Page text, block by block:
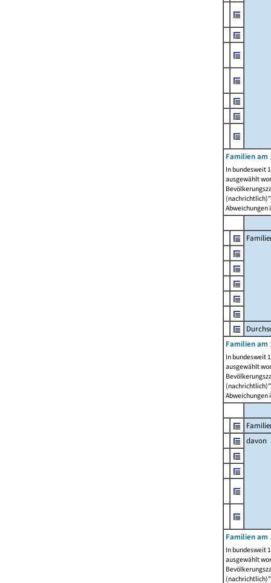
Familien am
In bundesweit
ausgewählt
Abweichungen
Familien am
In bundesweit
ausgewählt
Abweichungen
davon
Familien am
In bundesweit
ausgewählt